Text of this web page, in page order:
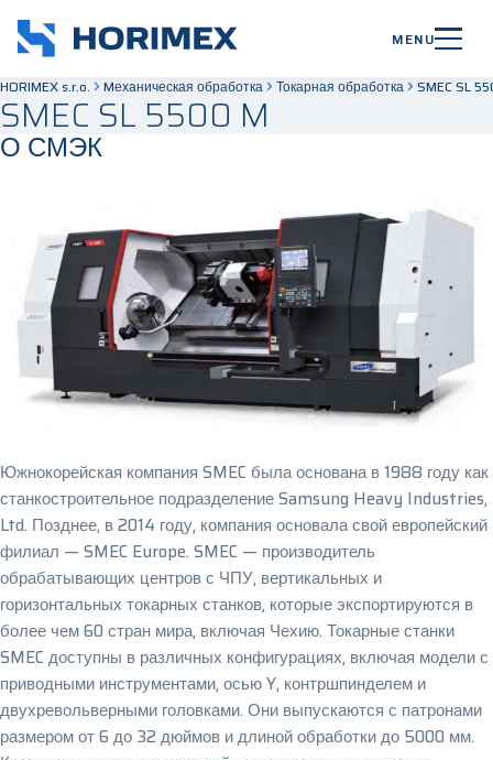
MENU
SMEC SL 5500 M
HORIMEX s.r.o. Mеханическая обработка Токарная обработка SMEC SL
О СМЭК
Южнокорейская компания SMEC была основана в 1988 году как
станкостроительное подразделение Samsung Heavy Industries,
Ltd. Позднее, в 2014 году, компания основала свой европейский
филиал — SMEC Europe. SMEC — производитель
обрабатывающих центров с ЧПУ, вертикальных и
горизонтальных токарных станков, которые экспортируются в
более чем 60 стран мира, включая Чехию. Токарные станки
SMEC доступны в различных конфигурациях, включая модели с
приводными инструментами, осью Y, контршпинделем и
двухревольверными головками. Они выпускаются с патронами
размером от 6 до 32 дюймов и длиной обработки до 5000 мм.